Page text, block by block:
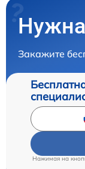
Закажите
Нажимая на